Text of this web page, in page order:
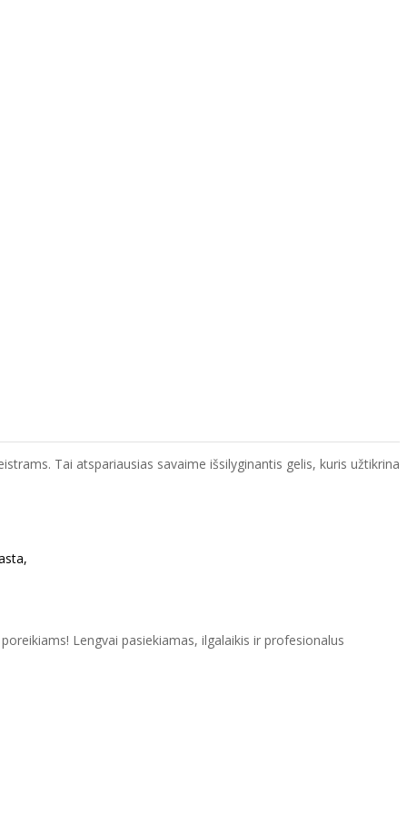
Tai atspariausias savaime išsilyginantis gelis, kuris užtikrina
Lengvai pasiekiamas, ilgalaikis ir profesionalus